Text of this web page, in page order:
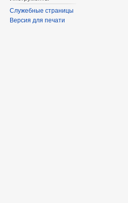
Служебные страницы
Версия для печати